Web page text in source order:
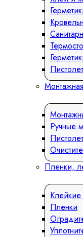
Ручные
Пленки,
Клейкие
Пленки